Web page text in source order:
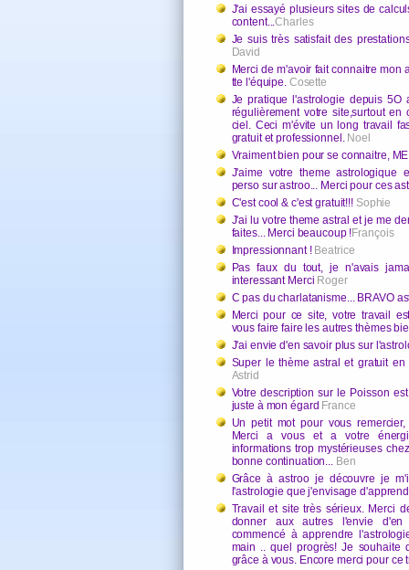
J'ai essayé plusieurs sites de
content...Charles
Je suis très satisfait des
David
Merci de m'avoir fait connaitre
tte l'équipe. Cosette
Je pratique l'astrologie depuis 5O
régulièrement votre site,surtout
ciel. Ceci m'évite un long travail
gratuit et professionnel. Noel
Vraiment bien pour se connaitre,
J'aime votre theme astrologique
perso sur astroo... Merci pour ces
C'est cool & c'est gratuit!!! Sophie
J'ai lu votre theme astral et je me
faites... Merci beaucoup !François
Impressionnant ! Beatrice
Pas faux du tout, je n'avais
interessant Merci Roger
C pas du charlatanisme... BRAVO
Merci pour ce site, votre travail
vous faire faire les autres thèmes
J'ai envie d'en savoir plus sur
Super le thème astral et gratuit
Astrid
Votre description sur le Poisson
juste à mon égard France
Un petit mot pour vous
Merci a vous et a votre
informations trop mystérieuses
bonne continuation... Ben
Grâce à astroo je découvre je
l'astrologie que j'envisage
Travail et site très sérieux. Merci
donner aux autres l'envie d'en
commencé à apprendre
main .. quel progrès! Je souhaite
grâce à vous. Encore merci pour ce